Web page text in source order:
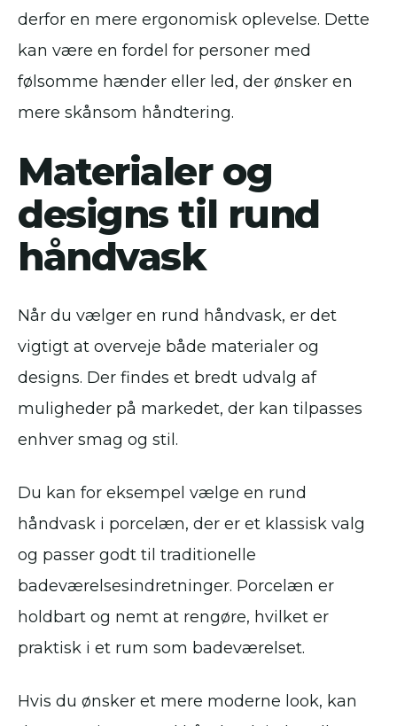
derfor en mere ergonomisk oplevelse. Dette
kan være en fordel for personer med
følsomme hænder eller led, der ønsker en
mere skånsom håndtering.
Materialer og
designs til rund
håndvask
Når du vælger en rund håndvask, er det
vigtigt at overveje både materialer og
designs. Der findes et bredt udvalg af
muligheder på markedet, der kan tilpasses
enhver smag og stil.
Du kan for eksempel vælge en rund
håndvask i porcelæn, der er et klassisk valg
og passer godt til traditionelle
badeværelsesindretninger. Porcelæn er
holdbart og nemt at rengøre, hvilket er
praktisk i et rum som badeværelset.
Hvis du ønsker et mere moderne look, kan